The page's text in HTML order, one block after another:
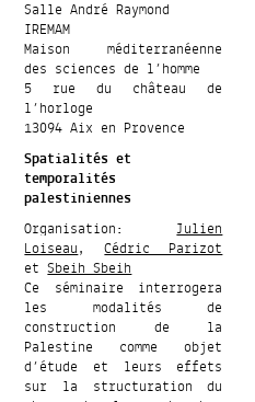
Salle André Raymond
IREMAM
Maison méditerranéenne
des sciences de l’homme
5 rue du château de
l’horloge
13094 Aix en Provence
Spatialités et
temporalités
palestiniennes
Organisation:Julien
Loiseau,Cédric Parizot
etSbeih Sbeih
Ce séminaire interrogera
les modalités de
construction de la
Palestine comme objet
d’étude et leurs effets
sur la structuration du